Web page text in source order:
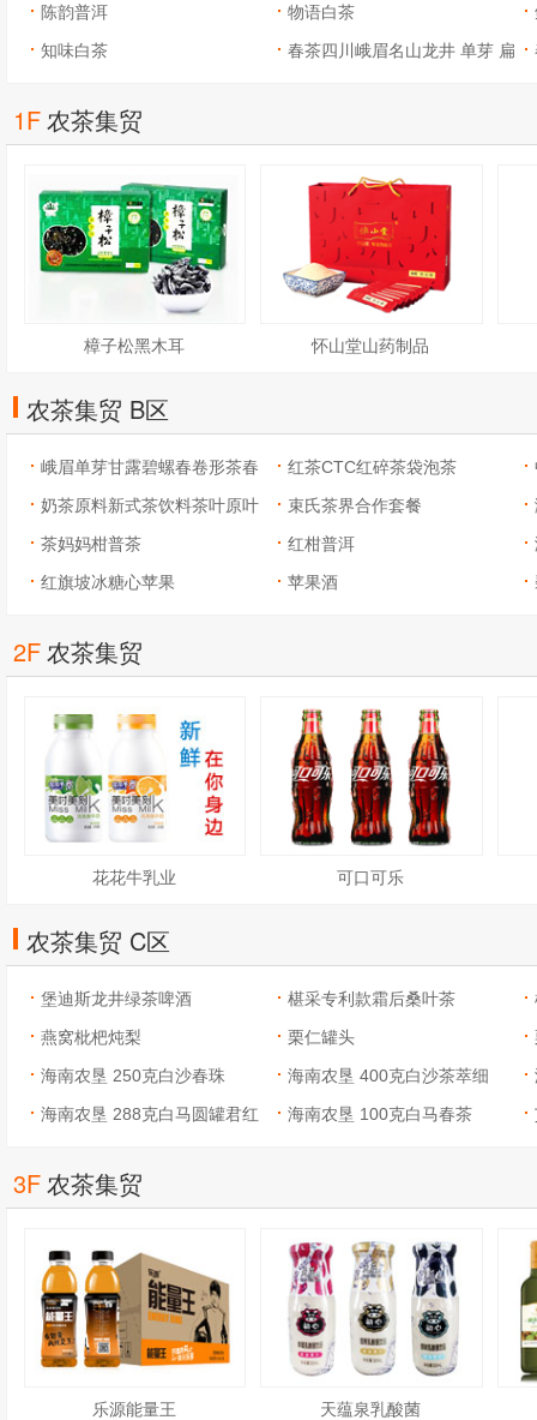
陈韵普洱
物语白茶
知味白茶
春茶四川峨眉名山龙井 单芽 扁
1F农茶集贸
樟子松黑木耳 怀山堂山药制品
农茶集贸 B区
峨眉单芽甘露碧螺春卷形茶春
茶
红茶CTC红碎茶袋泡茶
奶茶原料新式茶饮料茶叶原叶
茶茶胚
束氏茶界合作套餐
茶妈妈柑普茶
红柑普洱
红旗坡冰糖心苹果
苹果酒
2F农茶集贸
花花牛乳业 可口可乐
农茶集贸 C区
堡迪斯龙井绿茶啤酒 椹采专利款霜后桑叶茶
燕窝枇杷炖梨
栗仁罐头
海南农垦 250克白沙春珠
海南农垦 400克白沙茶萃细
海南农垦 288克白马圆罐君红
海南农垦 100克白马春茶
3F农茶集贸
乐源能量王 天蕴泉乳酸菌